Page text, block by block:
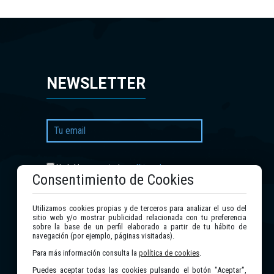
NEWSLETTER
He leído y acepto lapolítica de
privacidad.
Enviar
Consentimiento de Cookies
Utilizamos cookies propias y de terceros para analizar el uso del
sitio web y/o mostrar publicidad relacionada con tu preferencia
sobre la base de un perfil elaborado a partir de tu hábito de
navegación (por ejemplo, páginas visitadas).
Para más información consulta la política de cookies.
Puedes aceptar todas las cookies pulsando el botón "Aceptar",